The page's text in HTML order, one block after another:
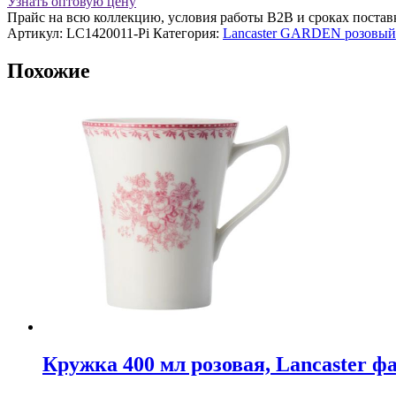
10,5
см
220
(розовый)
Lancaster
Прайс на всю коллекцию, условия работы В2В и сроках
Артикул: LC1420011-Pi Категория: Lancaster GARDEN розовый
Похожие
Кружка 400 мл розовая, Lancaster